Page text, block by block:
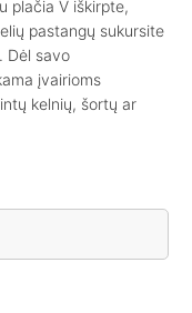
plačia V iškirpte,
pastangų sukursite
Dėl savo
įvairioms
kelnių, šortų ar